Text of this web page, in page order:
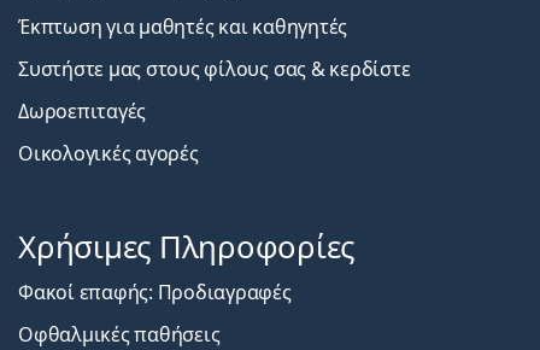
Έκπτωση για μαθητές και καθηγητές
Συστήστε μας στους φίλους σας & κερδίστε
Δωροεπιταγές
Οικολογικές αγορές
Χρήσιμες Πληροφορίες
Φακοί επαφής: Προδιαγραφές
Οφθαλμικές παθήσεις